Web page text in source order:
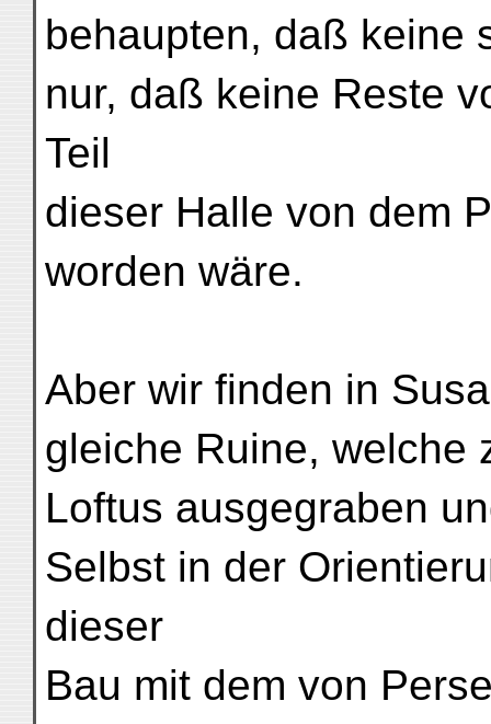
behaupten, daß keine
nur, daß keine Reste
Teil
dieser Halle von dem
worden wäre.
Aber wir finden in
gleiche Ruine, welche
Loftus ausgegraben
Selbst in der
dieser
Bau mit dem von